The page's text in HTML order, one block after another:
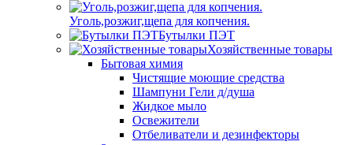
Уголь,розжиг,щепа для копчения.
Бутылки ПЭТ
Хозяйственные товары
Бытовая химия
Чистящие моющие средства
Шампуни Гели д/душа
Жидкое мыло
Освежители
Отбеливатели и дезинфекторы